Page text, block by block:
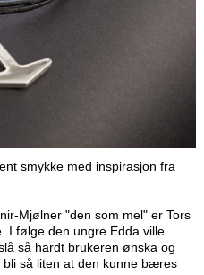
smykke med inspirasjon fra
Mjølner "den som mel" er Tors
I følge den ungre Edda ville
så hardt brukeren ønska og
så liten at den kunne bæres